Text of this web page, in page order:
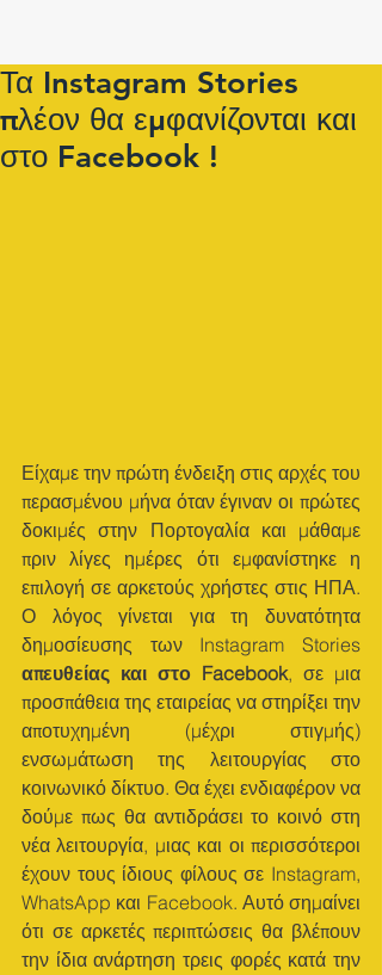
Τα Instagram Stories
πλέον θα εμφανίζονται και
στο Facebook !
Είχαμε την πρώτη ένδειξη στις αρχές του
περασμένου μήνα όταν έγιναν οι πρώτες
δοκιμές στην Πορτογαλία και μάθαμε
πριν λίγες ημέρες ότι εμφανίστηκε η
επιλογή σε αρκετούς χρήστες στις ΗΠΑ.
Ο λόγος γίνεται για τη δυνατότητα
απευθείας και στο Facebook, σε μια
προσπάθεια της εταιρείας να στηρίξει την
αποτυχημένη (μέχρι στιγμής)
ενσωμάτωση της λειτουργίας στο
κοινωνικό δίκτυο. Θα έχει ενδιαφέρον να
δούμε πως θα αντιδράσει το κοινό στη
νέα λειτουργία, μιας και οι περισσότεροι
έχουν τους ίδιους φίλους σε Instagram,
WhatsApp και Facebook. Αυτό σημαίνει
ότι σε αρκετές περιπτώσεις θα βλέπουν
την ίδια ανάρτηση τρεις φορές κατά την